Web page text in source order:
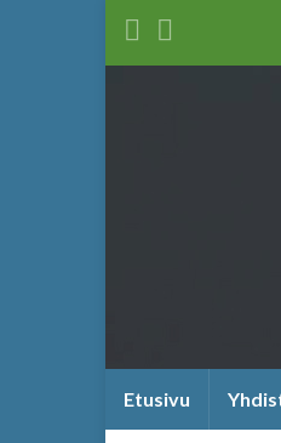
Etusivu